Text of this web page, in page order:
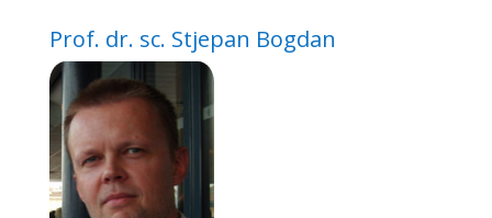
Prof. dr. sc. Stjepan Bogdan